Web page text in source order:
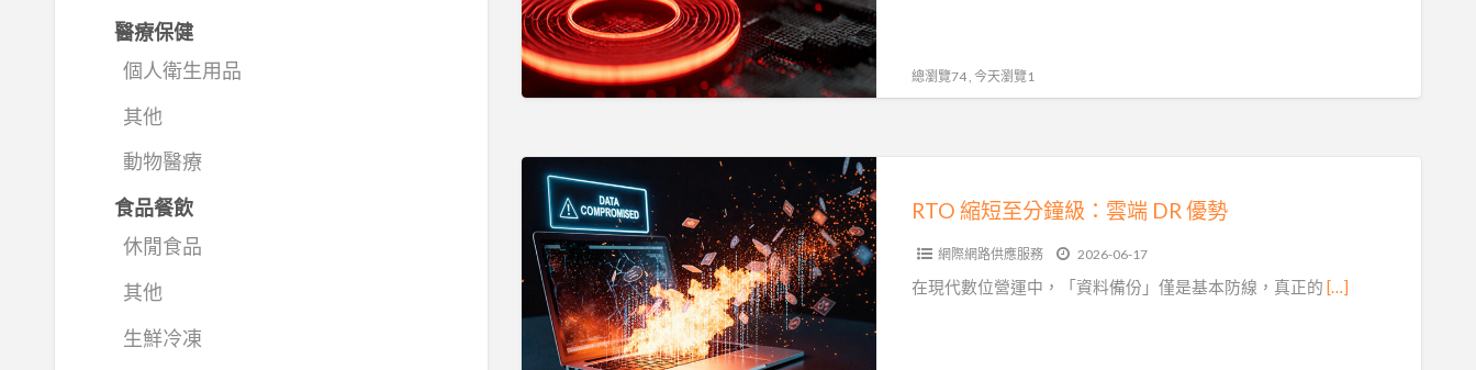
醫療保健
個人衛生用品
其他
動物醫療
食品餐飲
休閒食品
其他
生鮮冷凍
維：
弱
點
主
偵
總瀏覽74 , 今天瀏覽1
RTO
短
至
分
鐘
級：
RTO 縮短至分鐘級：雲端 DR 優勢
網際網路供應服務 2026-06-17
在現代數位營運中，「資料備份」僅是基本防線，真正的 […]